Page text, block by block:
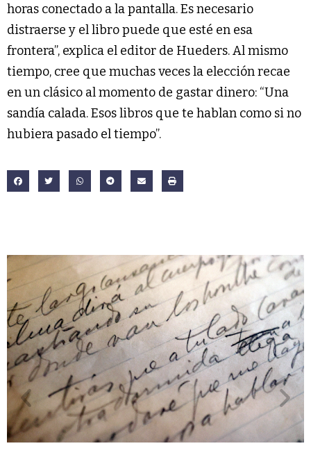
horas conectado a la pantalla. Es necesario
distraerse y el libro puede que esté en esa
frontera”, explica el editor de Hueders. Al mismo
tiempo, cree que muchas veces la elección recae
en un clásico al momento de gastar dinero: “Una
sandía calada. Esos libros que te hablan como si no
hubiera pasado el tiempo”.